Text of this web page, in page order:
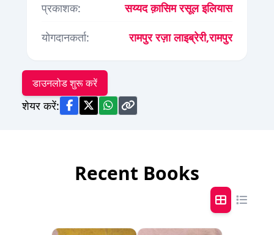
प्रकाशक:
सय्यद क़ासिम रसूल इलियास
योगदानकर्ता:
रामपुर रज़ा लाइब्रेरी,रामपुर
डाउनलोड शुरू करें
शेयर करें:
Recent Books